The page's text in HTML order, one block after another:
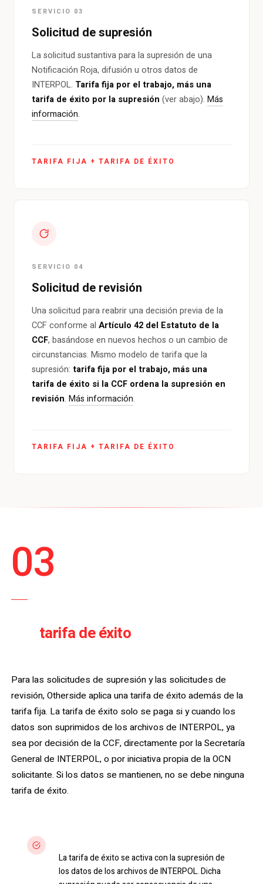
SERVICIO 03
Solicitud de supresión
La solicitud sustantiva para la supresión de una
Notificación Roja, difusión u otros datos de
INTERPOL. Tarifa fija por el trabajo, más una
tarifa de éxito por la supresión (ver abajo). Más
información.
TARIFA FIJA + TARIFA DE ÉXITO
SERVICIO 04
Solicitud de revisión
Una solicitud para reabrir una decisión previa de la
CCF conforme al Artículo 42 del Estatuto de la
CCF, basándose en nuevos hechos o un cambio de
circunstancias. Mismo modelo de tarifa que la
supresión: tarifa fija por el trabajo, más una
tarifa de éxito si la CCF ordena la supresión en
revisión. Más información.
TARIFA FIJA + TARIFA DE ÉXITO
03
PASO TRES
tarifa de éxito
Para las solicitudes de supresión y las solicitudes de
revisión, Otherside aplica una tarifa de éxito además de la
tarifa fija. La tarifa de éxito solo se paga si y cuando los
datos son suprimidos de los archivos de INTERPOL, ya
sea por decisión de la CCF, directamente por la Secretaría
General de INTERPOL, o por iniciativa propia de la OCN
solicitante. Si los datos se mantienen, no se debe ninguna
tarifa de éxito.
La tarifa de éxito se activa con la supresión de
los datos de los archivos de INTERPOL. Dicha